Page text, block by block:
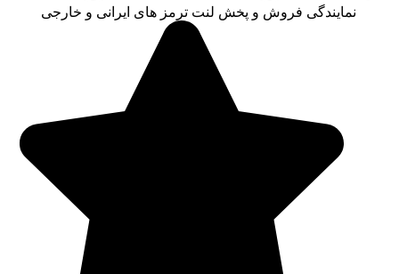
نمایندگی فروش و پخش لنت ترمز های ایرانی و خارجی